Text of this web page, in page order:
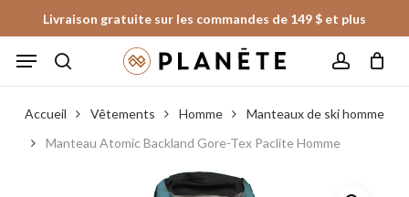
to
main
Livraison gratuite sur les commandes de 149 $ et plus
Menu
Fermer
le
panier
Accueil Vêtements Homme
Manteaux de ski homme
Manteau Atomic Backland Gore-Tex Paclite Homme